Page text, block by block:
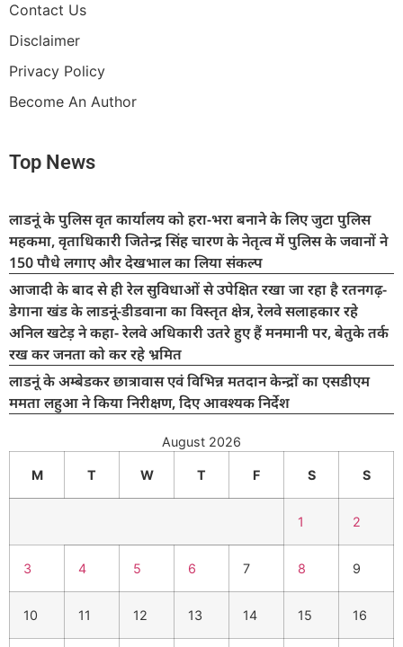
Contact Us
Disclaimer
Privacy Policy
Become An Author
Top News
लाडनूं के पुलिस वृत कार्यालय को हरा-भरा बनाने के लिए जुटा पुलिस
महकमा, वृताधिकारी जितेन्द्र सिंह चारण के नेतृत्व में पुलिस के जवानों ने
150 पौधे लगाए और देखभाल का लिया संकल्प
आजादी के बाद से ही रेल सुविधाओं से उपेक्षित रखा जा रहा है रतनगढ़-
डेगाना खंड के लाडनूं-डीडवाना का विस्तृत क्षेत्र, रेलवे सलाहकार रहे
अनिल खटेड़ ने कहा- रेलवे अधिकारी उतरे हुए हैं मनमानी पर, बेतुके तर्क
रख कर जनता को कर रहे भ्रमित
लाडनूं के अम्बेडकर छात्रावास एवं विभिन्न मतदान केन्द्रों का एसडीएम
ममता लहुआ ने किया निरीक्षण, दिए आवश्यक निर्देश
August 2026
M T W T F S S
1 2
3 4 5 6 7 8 9
10 11 12 13 14 15 16